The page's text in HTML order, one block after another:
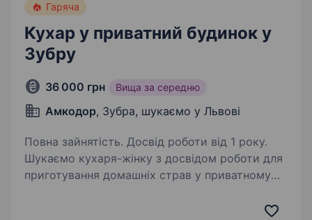
Гаряча
Кухар у приватний будинок у
Зубру
36 000 грн Вища за середню
Амкодор, Зубра, шукаємо у Львові
Повна зайнятість. Досвід роботи від 1 року.
Шукаємо кухаря-жінку з досвідом роботи для
приготування домашніх страв у приватному